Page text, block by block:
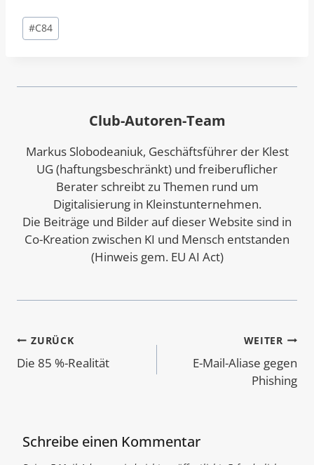
Schlagworte:
#C84
Club-Autoren-Team
Markus Slobodeaniuk, Geschäftsführer der Klest
UG (haftungsbeschränkt) und freiberuflicher
Berater schreibt zu Themen rund um
Digitalisierung in Kleinstunternehmen.
Die Beiträge und Bilder auf dieser Website sind in
Co-Kreation zwischen KI und Mensch entstanden
(Hinweis gem. EU AI Act)
Beitragsnavigation
ZURÜCK
Die 85 %-Realität
WEITER
E-Mail-Aliase gegen
Phishing
Schreibe einen Kommentar